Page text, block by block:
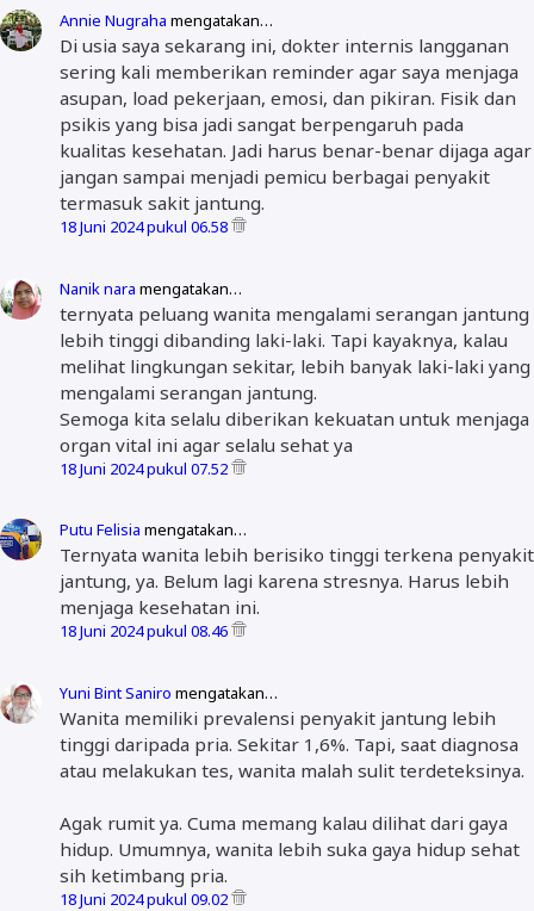
Annie Nugraha mengatakan…
Di usia saya sekarang ini, dokter internis langganan
sering kali memberikan reminder agar saya menjaga
asupan, load pekerjaan, emosi, dan pikiran. Fisik dan
psikis yang bisa jadi sangat berpengaruh pada
kualitas kesehatan. Jadi harus benar-benar dijaga agar
jangan sampai menjadi pemicu berbagai penyakit
termasuk sakit jantung.
18 Juni 2024 pukul 06.58
Nanik nara mengatakan…
ternyata peluang wanita mengalami serangan jantung
lebih tinggi dibanding laki-laki. Tapi kayaknya, kalau
melihat lingkungan sekitar, lebih banyak laki-laki yang
mengalami serangan jantung.
Semoga kita selalu diberikan kekuatan untuk menjaga
organ vital ini agar selalu sehat ya
18 Juni 2024 pukul 07.52
Putu Felisia mengatakan…
Ternyata wanita lebih berisiko tinggi terkena penyakit
jantung, ya. Belum lagi karena stresnya. Harus lebih
menjaga kesehatan ini.
18 Juni 2024 pukul 08.46
Yuni Bint Saniro mengatakan…
Wanita memiliki prevalensi penyakit jantung lebih
tinggi daripada pria. Sekitar 1,6%. Tapi, saat diagnosa
atau melakukan tes, wanita malah sulit terdeteksinya.
Agak rumit ya. Cuma memang kalau dilihat dari gaya
hidup. Umumnya, wanita lebih suka gaya hidup sehat
sih ketimbang pria.
18 Juni 2024 pukul 09.02